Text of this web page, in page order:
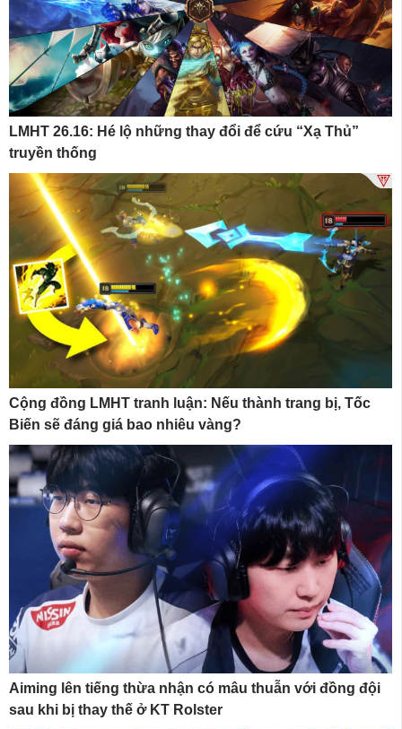
LMHT 26.16: Hé lộ những thay đổi để cứu “Xạ Thủ”
truyền thống
Cộng đồng LMHT tranh luận: Nếu thành trang bị, Tốc
Biến sẽ đáng giá bao nhiêu vàng?
Aiming lên tiếng thừa nhận có mâu thuẫn với đồng đội
sau khi bị thay thế ở KT Rolster